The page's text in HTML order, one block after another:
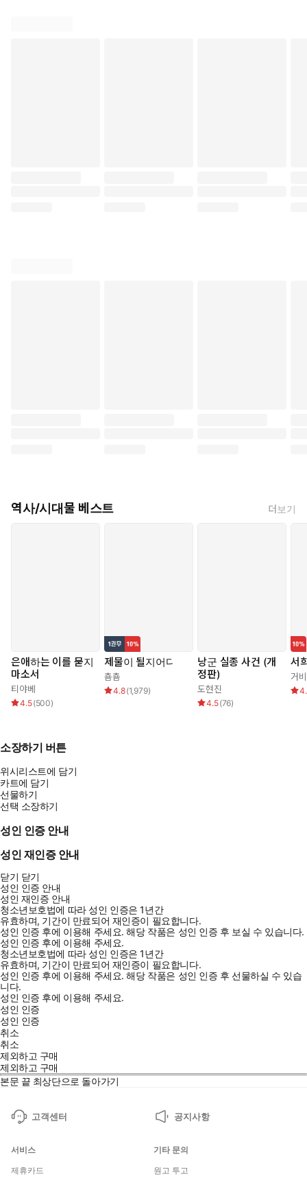
역사/시대물 베스트 더보기
은애하는 이를 묻지
마소서
티야베
4.5(500)
제물이 될지어다
춈춈
4.8(1,979)
낭군 실종 사건 (개
정판)
도현진
4.5(76)
서
거
소장하기 버튼
위시리스트에 담기
카트에 담기
선물하기
선택 소장하기
성인 인증 안내
성인 재인증 안내
닫기 닫기
성인 인증 안내
성인 재인증 안내
청소년보호법에 따라 성인 인증은 1년간
유효하며, 기간이 만료되어 재인증이 필요합니다.
성인 인증 후에 이용해 주세요.해당 작품은 성인 인증 후 보실 수 있습니다.
성인 인증 후에 이용해 주세요.
청소년보호법에 따라 성인 인증은 1년간
유효하며, 기간이 만료되어 재인증이 필요합니다.
성인 인증 후에 이용해 주세요.해당 작품은 성인 인증 후 선물하실 수 있습
니다.
성인 인증 후에 이용해 주세요.
성인 인증
성인 인증
취소
취소
제외하고 구매
제외하고 구매
본문 끝 최상단으로 돌아가기
고객센터 공지사항
서비스
제휴카드
기타 문의
원고 투고